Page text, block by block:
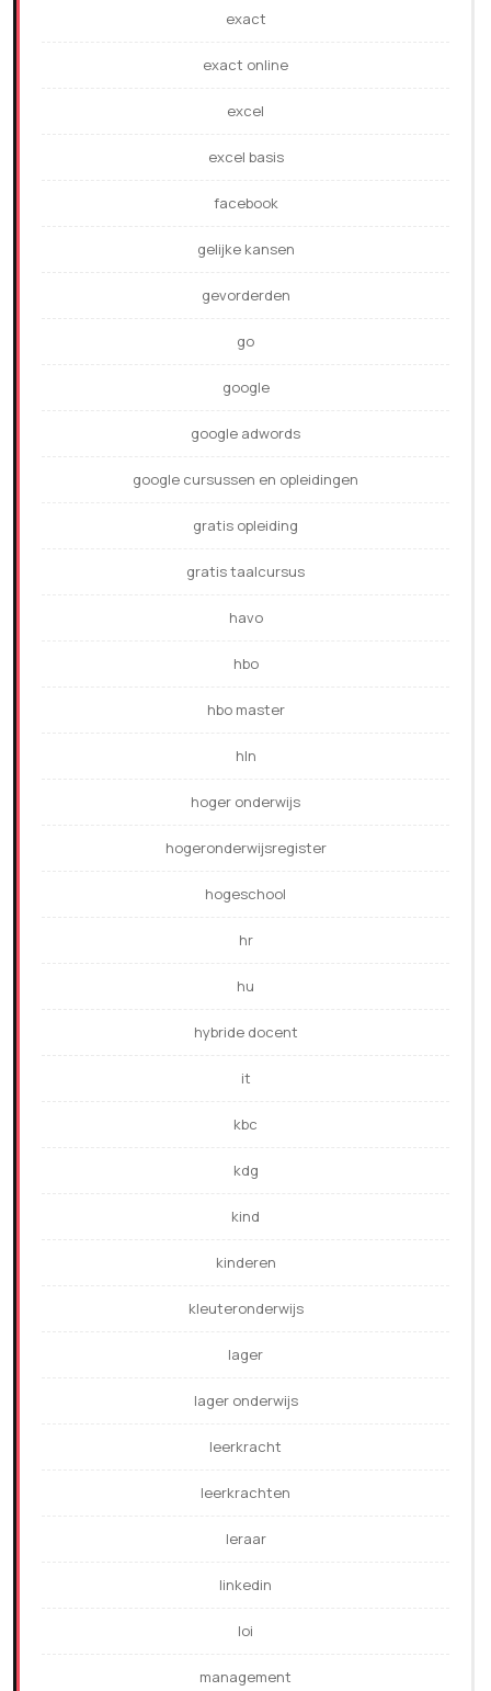
exact
exact online
excel
excel basis
facebook
gelijke kansen
gevorderden
go
google
google adwords
google cursussen en opleidingen
gratis opleiding
gratis taalcursus
havo
hbo
hbo master
hln
hoger onderwijs
hogeronderwijsregister
hogeschool
hr
hu
hybride docent
it
kbc
kdg
kind
kinderen
kleuteronderwijs
lager
lager onderwijs
leerkracht
leerkrachten
leraar
linkedin
loi
management